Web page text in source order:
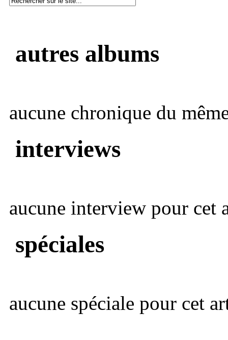
autres albums
aucune chronique du
interviews
aucune interview pour cet
spéciales
aucune spéciale pour cet